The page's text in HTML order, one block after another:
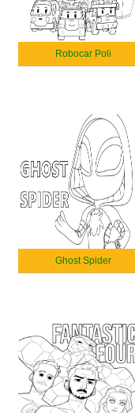
Robocar Poli
Ghost Spider